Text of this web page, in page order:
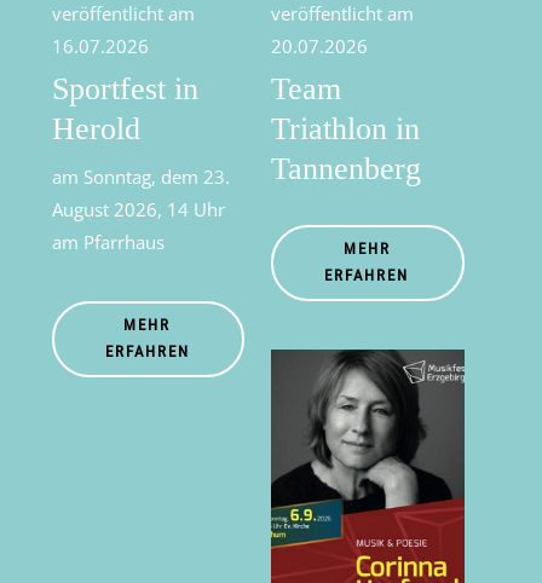
veröffentlicht am
16.07.2026
Sportfest in
Herold
am Sonntag, dem 23.
August 2026, 14 Uhr
am Pfarrhaus
MEHR
ERFAHREN
veröffentlicht am
20.07.2026
Team
Triathlon in
Tannenberg
MEHR
ERFAHREN